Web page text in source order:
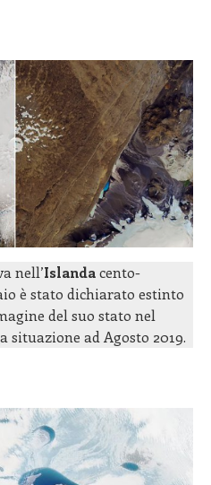
nell’Islandacento-
è stato dichiarato estinto
del suo stato nel
situazione ad Agosto 2019.